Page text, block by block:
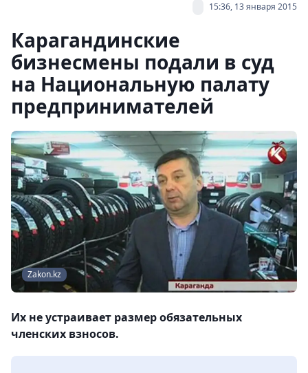
15:36, 13 января 2015
Карагандинские
бизнесмены подали в суд
на Национальную палату
предпринимателей
Zakon.kz
Их не устраивает размер обязательных
членских взносов.